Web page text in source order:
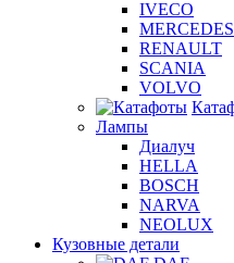
IVECO
MERCEDES
RENAULT
SCANIA
VOLVO
Лампы
Диалуч
HELLA
BOSCH
NARVA
NEOLUX
Кузовные детали